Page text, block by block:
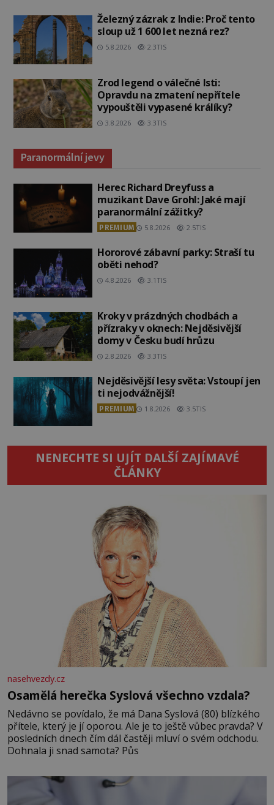
Železný zázrak z Indie: Proč tento
sloup už 1 600 let nezná rez?
5.8.2026 2.3TIS
Zrod legend o válečné lsti:
Opravdu na zmatení nepřítele
vypouštěli vypasené králíky?
3.8.2026 3.3TIS
Paranormální jevy
Herec Richard Dreyfuss a
muzikant Dave Grohl: Jaké mají
paranormální zážitky?
PREMIUM 5.8.2026 2.5TIS
Hororové zábavní parky: Straší tu
oběti nehod?
4.8.2026 3.1TIS
Kroky v prázdných chodbách a
přízraky v oknech: Nejděsivější
domy v Česku budí hrůzu
2.8.2026 3.3TIS
Nejděsivější lesy světa: Vstoupí jen
ti nejodvážnější!
PREMIUM 1.8.2026 3.5TIS
NENECHTE SI UJÍT DALŠÍ ZAJÍMAVÉ
ČLÁNKY
nasehvezdy.cz
Osamělá herečka Syslová všechno vzdala?
Nedávno se povídalo, že má Dana Syslová (80) blízkého
přítele, který je jí oporou. Ale je to ještě vůbec pravda? V
posledních dnech čím dál častěji mluví o svém odchodu.
Dohnala ji snad samota? Půs